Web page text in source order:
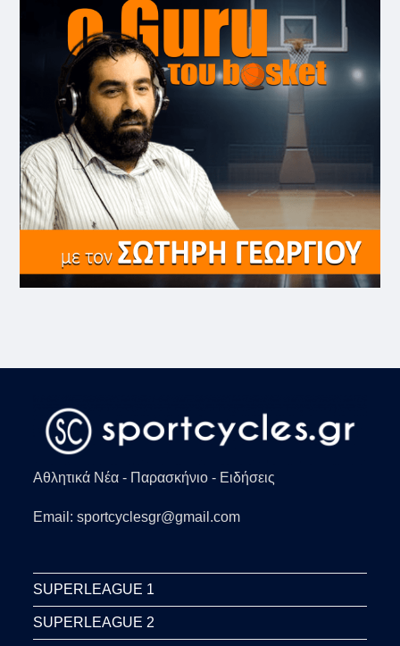
Αθλητικά Νέα - Παρασκήνιο - Ειδήσεις
Email: sportcyclesgr@gmail.com
SUPERLEAGUE 1
SUPERLEAGUE 2